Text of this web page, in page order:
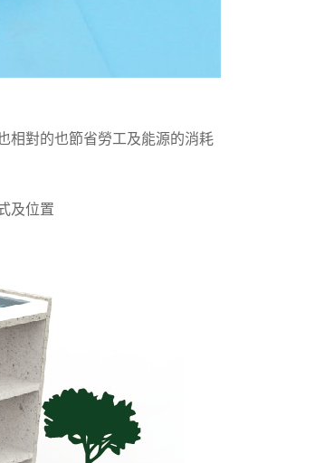
相對的也節省勞工及能源的消耗
及位置